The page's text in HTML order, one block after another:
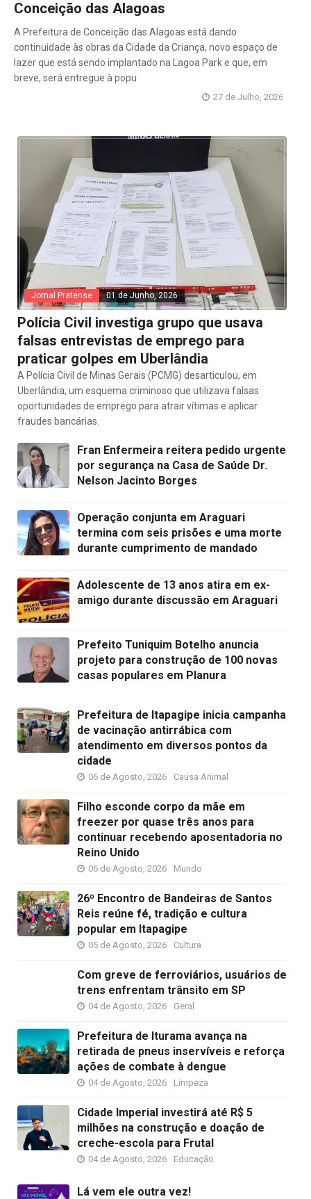
Conceição das Alagoas
A Prefeitura de Conceição das Alagoas está dando
continuidade às obras da Cidade da Criança, novo espaço de
lazer que está sendo implantado na Lagoa Park e que, em
breve, será entregue à popu
27 de Julho, 2026
Jornal Pratense 01 de Junho, 2026
Polícia Civil investiga grupo que usava
falsas entrevistas de emprego para
praticar golpes em Uberlândia
A Polícia Civil de Minas Gerais (PCMG) desarticulou, em
Uberlândia, um esquema criminoso que utilizava falsas
oportunidades de emprego para atrair vítimas e aplicar
fraudes bancárias.
Fran Enfermeira reitera pedido urgente
por segurança na Casa de Saúde Dr.
Nelson Jacinto Borges
Operação conjunta em Araguari
termina com seis prisões e uma morte
durante cumprimento de mandado
Adolescente de 13 anos atira em ex-
amigo durante discussão em Araguari
Prefeito Tuniquim Botelho anuncia
projeto para construção de 100 novas
casas populares em Planura
Prefeitura de Itapagipe inicia campanha
de vacinação antirrábica com
atendimento em diversos pontos da
cidade
06 de Agosto, 2026 Causa Animal
Filho esconde corpo da mãe em
freezer por quase três anos para
continuar recebendo aposentadoria no
Reino Unido
06 de Agosto, 2026 Mundo
26º Encontro de Bandeiras de Santos
Reis reúne fé, tradição e cultura
popular em Itapagipe
05 de Agosto, 2026 Cultura
Com greve de ferroviários, usuários de
trens enfrentam trânsito em SP
04 de Agosto, 2026 Geral
Prefeitura de Iturama avança na
retirada de pneus inservíveis e reforça
ações de combate à dengue
04 de Agosto, 2026 Limpeza
Cidade Imperial investirá até R$ 5
milhões na construção e doação de
creche-escola para Frutal
04 de Agosto, 2026 Educação
Lá vem ele outra vez!